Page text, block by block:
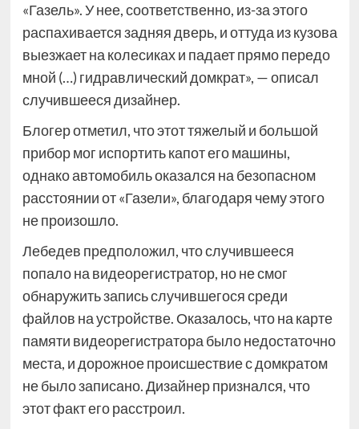
«Газель». У нее, соответственно, из-за этого
распахивается задняя дверь, и оттуда из кузова
выезжает на колесиках и падает прямо передо
мной (…) гидравлический домкрат», — описал
случившееся дизайнер.
Блогер отметил, что этот тяжелый и большой
прибор мог испортить капот его машины,
однако автомобиль оказался на безопасном
расстоянии от «Газели», благодаря чему этого
не произошло.
Лебедев предположил, что случившееся
попало на видеорегистратор, но не смог
обнаружить запись случившегося среди
файлов на устройстве. Оказалось, что на карте
памяти видеорегистратора было недостаточно
места, и дорожное происшествие с домкратом
не было записано. Дизайнер признался, что
этот факт его расстроил.